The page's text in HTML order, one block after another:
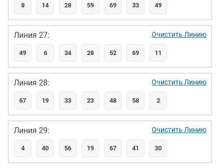
8 14 28 59 69 33 49
Линия 27:
49 6 34 28 52 69 11
Очистить Линию
Линия 28:
67 19 33 23 48 58 2
Очистить Линию
Линия 29:
4 40 56 19 67 41 30
Очистить Линию